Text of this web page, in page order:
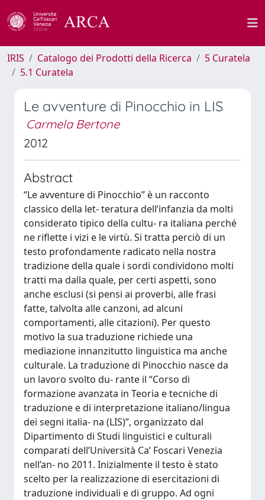
IRIS Catalogo dei Prodotti della Ricerca
5 Curatela
5.1 Curatela
Le avventure di Pinocchio in LIS
Carmela Bertone
2012
Abstract
“Le avventure di Pinocchio” è un racconto
classico della let- teratura dell’infanzia da molti
considerato tipico della cultu- ra italiana perché
ne riflette i vizi e le virtù. Si tratta perciò di un
testo profondamente radicato nella nostra
tradizione della quale i sordi condividono molti
tratti ma dalla quale, per certi aspetti, sono
anche esclusi (si pensi ai proverbi, alle frasi
fatte, talvolta alle canzoni, ad alcuni
comportamenti, alle citazioni). Per questo
motivo la sua traduzione richiede una
mediazione innanzitutto linguistica ma anche
culturale. La traduzione di Pinocchio nasce da
un lavoro svolto du- rante il “Corso di
formazione avanzata in Teoria e tecniche di
traduzione e di interpretazione italiano/lingua
dei segni italia- na (LIS)”, organizzato dal
Dipartimento di Studi linguistici e culturali
comparati dell’Università Ca’ Foscari Venezia
nell’an- no 2011. Inizialmente il testo è stato
scelto per la realizzazione di esercitazioni di
traduzione individuali e di gruppo. Ad ogni